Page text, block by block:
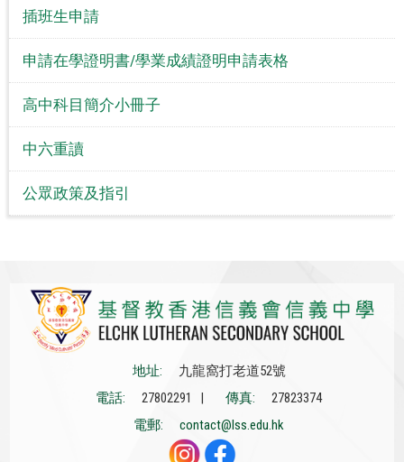
插班生申請
申請在學證明書/學業成績證明申請表格
高中科目簡介小冊子
中六重讀
公眾政策及指引
地址:
九龍窩打老道52號
電話:
27802291 | 傳真:
27823374
電郵:
contact@lss.edu.hk